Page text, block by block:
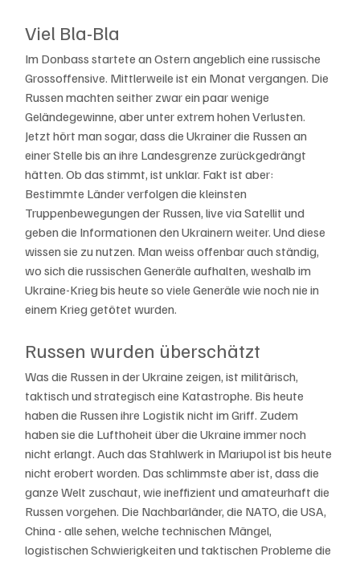
Viel Bla-Bla
Im Donbass startete an Ostern angeblich eine russische
Grossoffensive. Mittlerweile ist ein Monat vergangen. Die
Russen machten seither zwar ein paar wenige
Geländegewinne, aber unter extrem hohen Verlusten.
Jetzt hört man sogar, dass die Ukrainer die Russen an
einer Stelle bis an ihre Landesgrenze zurückgedrängt
hätten. Ob das stimmt, ist unklar. Fakt ist aber:
Bestimmte Länder verfolgen die kleinsten
Truppenbewegungen der Russen, live via Satellit und
geben die Informationen den Ukrainern weiter. Und diese
wissen sie zu nutzen. Man weiss offenbar auch ständig,
wo sich die russischen Generäle aufhalten, weshalb im
Ukraine-Krieg bis heute so viele Generäle wie noch nie in
einem Krieg getötet wurden.
Russen wurden überschätzt
Was die Russen in der Ukraine zeigen, ist militärisch,
taktisch und strategisch eine Katastrophe. Bis heute
haben die Russen ihre Logistik nicht im Griff. Zudem
haben sie die Lufthoheit über die Ukraine immer noch
nicht erlangt. Auch das Stahlwerk in Mariupol ist bis heute
nicht erobert worden. Das schlimmste aber ist, dass die
ganze Welt zuschaut, wie ineffizient und amateurhaft die
Russen vorgehen. Die Nachbarländer, die NATO, die USA,
China - alle sehen, welche technischen Mängel,
logistischen Schwierigkeiten und taktischen Probleme die